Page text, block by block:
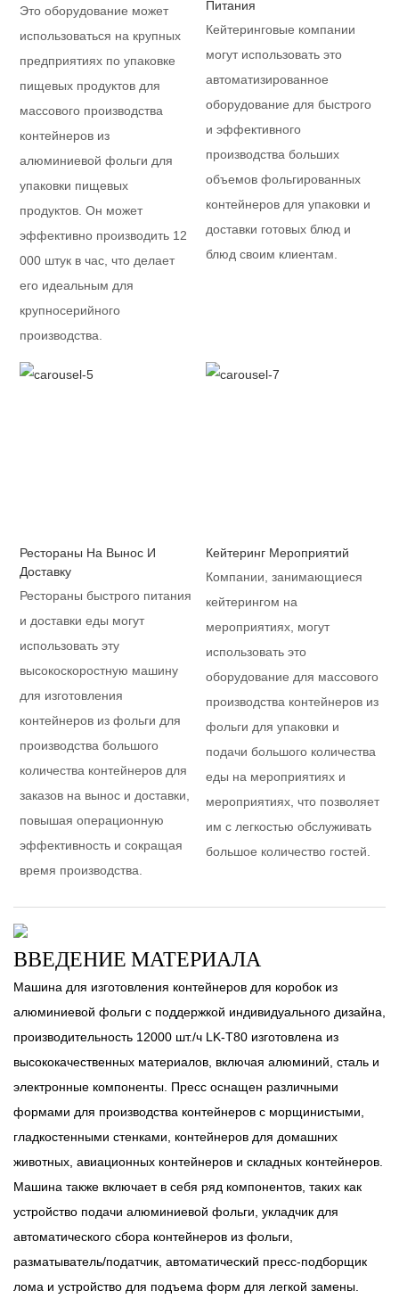
Это оборудование может
использоваться на крупных
предприятиях по упаковке
пищевых продуктов для
массового производства
контейнеров из
алюминиевой фольги для
упаковки пищевых
продуктов. Он может
эффективно производить 12
000 штук в час, что делает
его идеальным для
крупносерийного
производства.
Питания
Кейтеринговые компании
могут использовать это
автоматизированное
оборудование для быстрого
и эффективного
производства больших
объемов фольгированных
контейнеров для упаковки и
доставки готовых блюд и
блюд своим клиентам.
Рестораны На Вынос И
Доставку
Рестораны быстрого питания
и доставки еды могут
использовать эту
высокоскоростную машину
для изготовления
контейнеров из фольги для
производства большого
количества контейнеров для
заказов на вынос и доставки,
повышая операционную
эффективность и сокращая
время производства.
Кейтеринг Мероприятий
Компании, занимающиеся
кейтерингом на
мероприятиях, могут
использовать это
оборудование для массового
производства контейнеров из
фольги для упаковки и
подачи большого количества
еды на мероприятиях и
мероприятиях, что позволяет
им с легкостью обслуживать
большое количество гостей.
ВВЕДЕНИЕ МАТЕРИАЛА
Машина для изготовления контейнеров для коробок из
алюминиевой фольги с поддержкой индивидуального дизайна,
производительность 12000 шт./ч LK-T80 изготовлена ​​из
высококачественных материалов, включая алюминий, сталь и
электронные компоненты. Пресс оснащен различными
формами для производства контейнеров с морщинистыми,
гладкостенными стенками, контейнеров для домашних
животных, авиационных контейнеров и складных контейнеров.
Машина также включает в себя ряд компонентов, таких как
устройство подачи алюминиевой фольги, укладчик для
автоматического сбора контейнеров из фольги,
разматыватель/податчик, автоматический пресс-подборщик
лома и устройство для подъема форм для легкой замены.